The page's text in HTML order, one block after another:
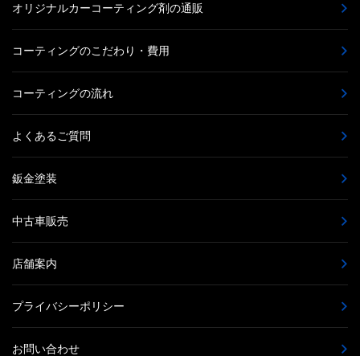
オリジナルカーコーティング剤の通販
コーティングのこだわり・費用
コーティングの流れ
よくあるご質問
鈑金塗装
中古車販売
店舗案内
プライバシーポリシー
お問い合わせ